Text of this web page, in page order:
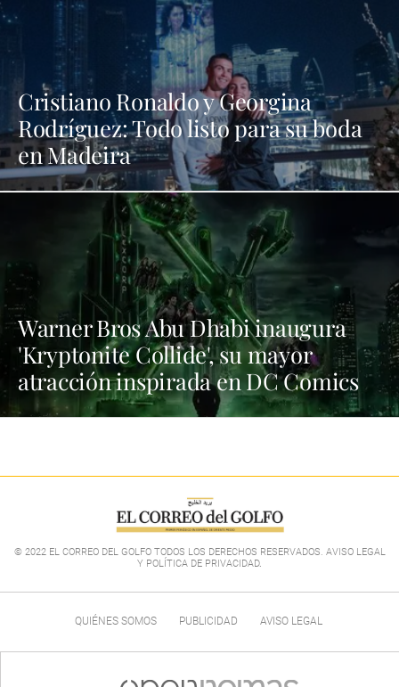
Cristiano Ronaldo y Georgina
Rodríguez: Todo listo para su boda
en Madeira
Warner Bros Abu Dhabi inaugura
'Kryptonite Collide', su mayor
atracción inspirada en DC Comics
© 2022 EL CORREO DEL GOLFO TODOS LOS DERECHOS RESERVADOS. AVISO LEGAL
Y POLÍTICA DE PRIVACIDAD.
QUIÉNES SOMOS PUBLICIDAD AVISO LEGAL